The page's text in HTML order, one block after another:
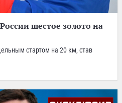
шестое золото на
стартом на 20 км, став